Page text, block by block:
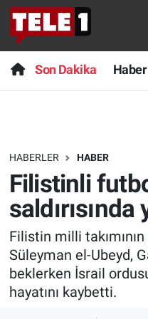
Son Dakika Haber
HABERLER HABER
Filistinli
Filistin milli
Süleyman el-Ubeyd,
beklerken İsrail
hayatını kaybetti.
Anında Manşet
Başka Sohbetler
Bilim turu
Bilim ve Teknoloji
Doğa Konuşuyor
Dünya
Son Dakika
Haber
Dünya
Teknoloji
Sağlık
Spor
Nöbetçi Eczaneler
Hava Durumu
Trafik Durumu
Süper Lig Puan
Tüm Manşetler
Son Dakika